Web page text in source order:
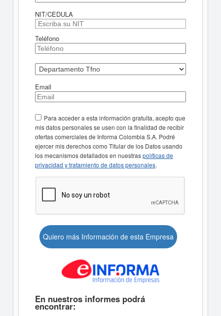
NIT/CEDULA
Teléfono
Email
Para acceder a esta información gratuita, acepto que
mis datos personales se usen con la finalidad de recibir
ofertas comerciales de Informa Colombia S.A. Podré
ejercer mis derechos como Titular de los Datos usando
los mecanismos detallados en nuestraspolíticas de
privacidad y tratamiento de datos personales.
Quiero más Información de esta Empresa
En nuestros informes podrá
encontrar: